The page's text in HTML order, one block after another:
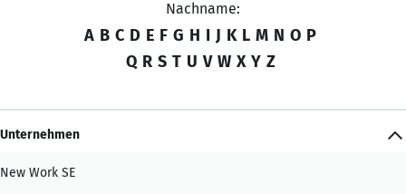
Nachname:
A B C D E F G H I J K L M N O P
Q R S T U V W X Y Z
Unternehmen
New Work SE